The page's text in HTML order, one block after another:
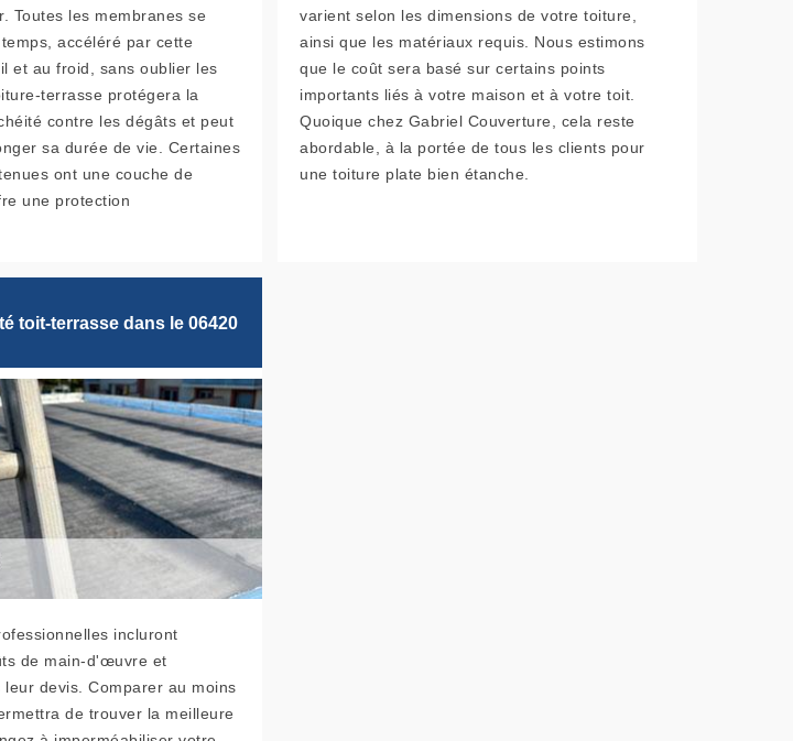
Toutes les membranes se
accéléré par cette
et au froid, sans oublier les
terrasse protégera la
contre les dégâts et peut
sa durée de vie. Certaines
ont une couche de
une protection
varient selon les dimensions de votre toiture,
ainsi que les matériaux requis. Nous estimons
que le coût sera basé sur certains points
importants liés à votre maison et à votre toit.
Quoique chez Gabriel Couverture, cela reste
abordable, à la portée de tous les clients pour
une toiture plate bien étanche.
toit-terrasse dans le 06420
incluront
de main-d'œuvre et
devis. Comparer au moins
de trouver la meilleure